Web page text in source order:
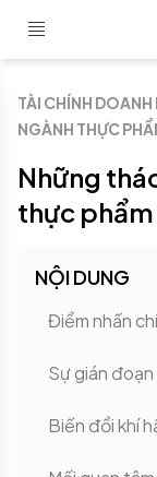
TÀI CHÍNH DOANH
NGÀNH THỰC
Những
thực phẩm
NỘI DUNG
Điểm nhấn
Sự gián
Biến đổi khí